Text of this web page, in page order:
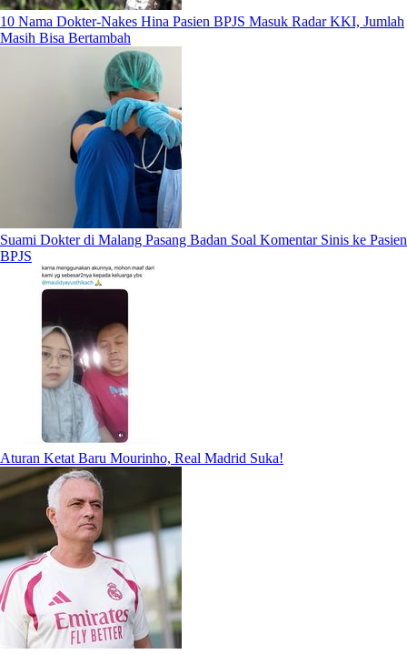
10 Nama Dokter-Nakes Hina Pasien BPJS Masuk Radar KKI, Jumlah
Masih Bisa Bertambah
Suami Dokter di Malang Pasang Badan Soal Komentar Sinis ke Pasien
BPJS
Aturan Ketat Baru Mourinho, Real Madrid Suka!